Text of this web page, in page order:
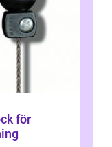
för